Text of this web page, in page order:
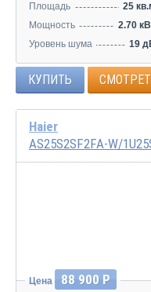
Площадь
25
Мощность
2.70
Уровень шума
19
КУПИТЬ
Haier
AS25S2SF2FA-W/
Цена 88 900 Р